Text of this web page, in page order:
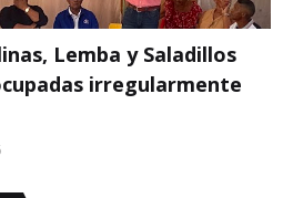
Lemba y Saladillos
irregularmente